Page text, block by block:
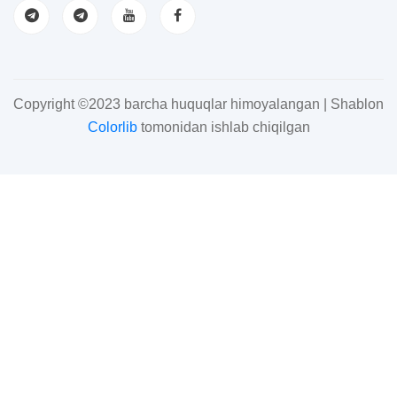
Copyright ©2023 barcha huquqlar himoyalangan | Shablon
Colorlibtomonidan ishlab chiqilgan